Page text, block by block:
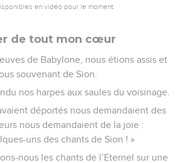
en vidéo pour le moment.
de tout mon cœur
de Babylone, nous étions assis et
souvenant de Sion.
nos harpes aux saules du voisinage.
déportés nous demandaient des
nous demandaient de la joie :
uns des chants de Sion ! »
nous les chants de l’Eternel sur une